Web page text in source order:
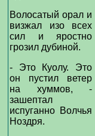
Волосатый орал и
визжал изо всех
сил и яростно
грозил дубиной.
- Это Куолу. Это
он пустил ветер
на хуммов, -
зашептал
испуганно Волчья
Ноздря.